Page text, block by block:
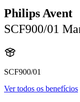
Philips Avent
SCF900/01
SCF900/01
Ver todos os benefícios